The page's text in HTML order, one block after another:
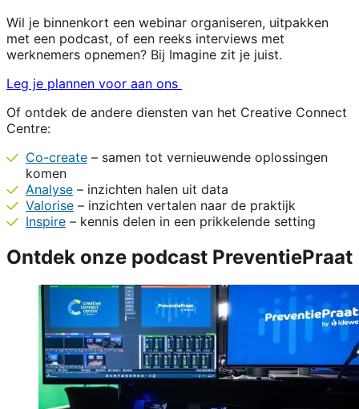
Wil je binnenkort een webinar organiseren, uitpakken
met een podcast, of een reeks interviews met
werknemers opnemen? Bij Imagine zit je juist.
Leg je plannen voor aan ons
Of ontdek de andere diensten van het Creative Connect
Centre:
Co-create – samen tot vernieuwende oplossingen
komen
Analyse – inzichten halen uit data
Valorise – inzichten vertalen naar de praktijk
Inspire – kennis delen in een prikkelende setting
Ontdek onze podcast PreventiePraat